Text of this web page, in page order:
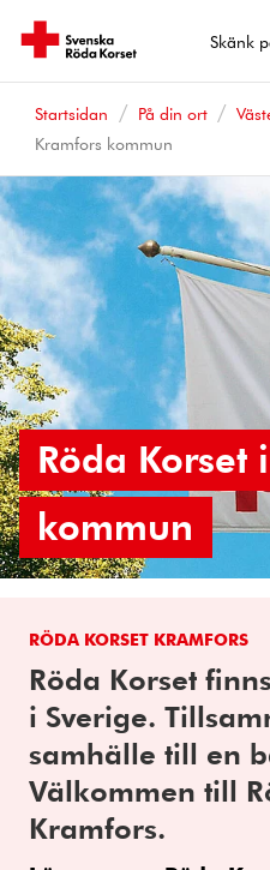
Skänk
Startsidan På din ort
Kramfors kommun
Röda Korset
kommun
RÖDA KORSET KRAMFORS
Röda Korset
i Sverige.
samhälle till en
Välkommen till
Kramfors.